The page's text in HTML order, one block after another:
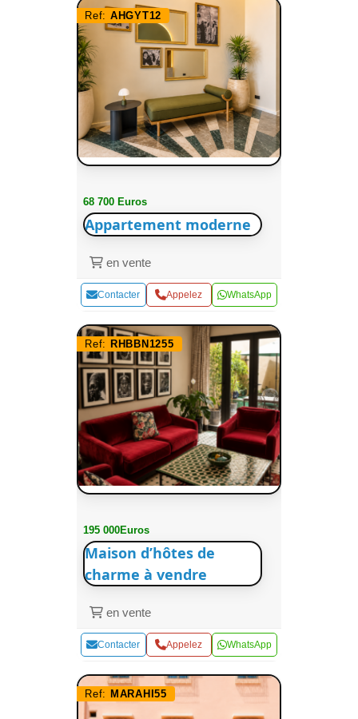
Ref: AHGYT12
68 700 Euros
Appartement moderne
en vente
Contacter Appelez WhatsApp
Ref: RHBBN1255
195 000Euros
Maison d’hôtes de
charme à vendre
en vente
Contacter Appelez WhatsApp
Ref: MARAHI55